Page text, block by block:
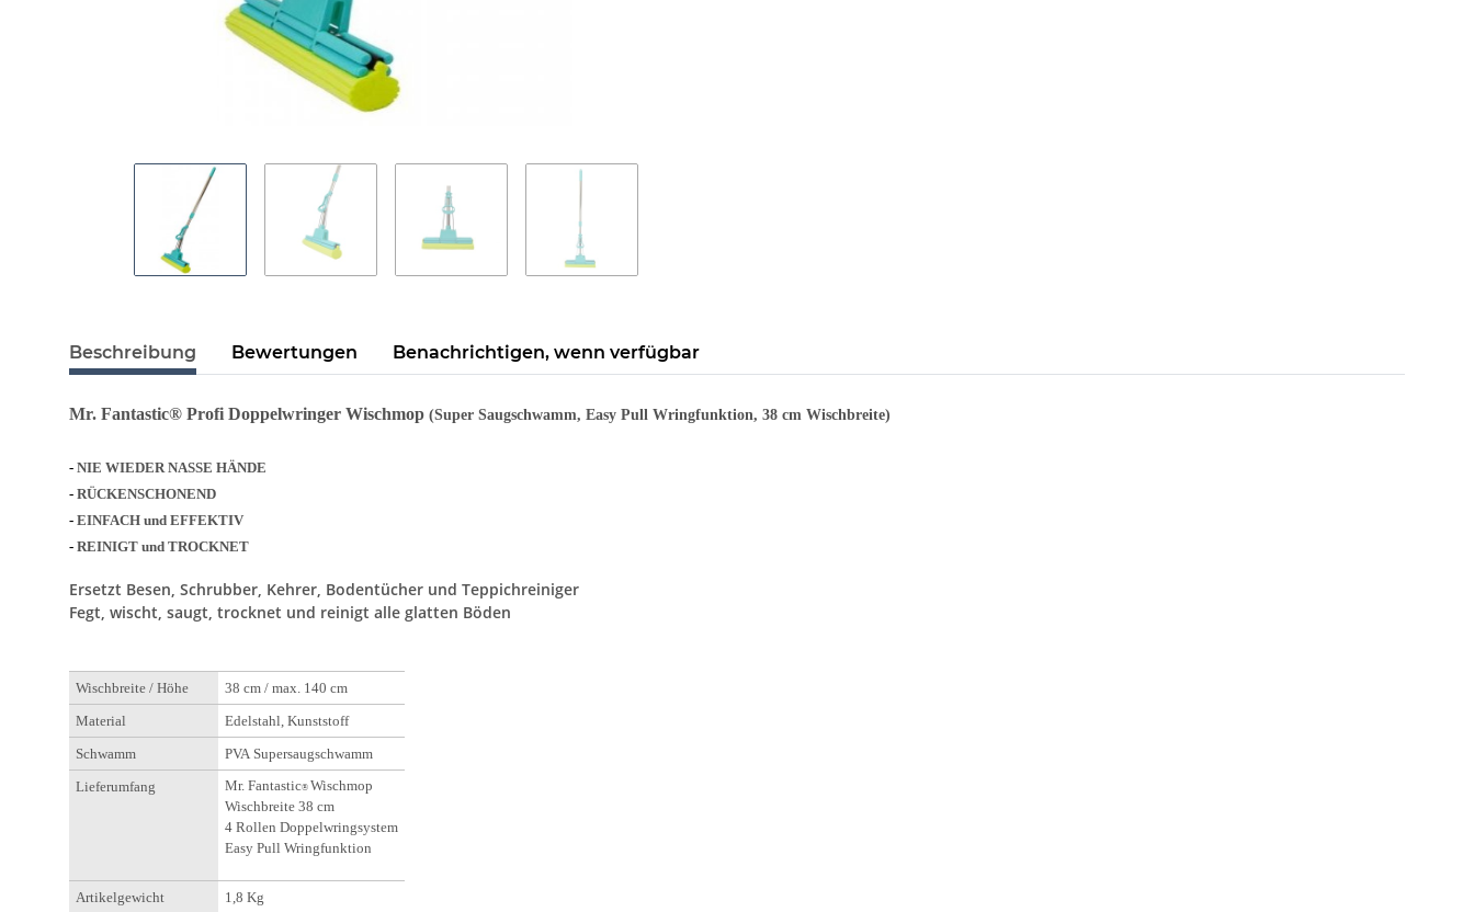
Beschreibung Bewertungen Benachrichtigen, wenn verfügbar
Mr. Fantastic® Profi Doppelwringer Wischmop (Super Saugschwamm, Easy Pull Wringfunktion, 38 cm Wischbreite)
- NIE WIEDER NASSE HÄNDE
- RÜCKENSCHONEND
- EINFACH und EFFEKTIV
- REINIGT und TROCKNET
Ersetzt Besen, Schrubber, Kehrer, Bodentücher und Teppichreiniger
Fegt, wischt, saugt, trocknet und reinigt alle glatten Böden
Wischbreite / Höhe
38 cm / max. 140 cm
Material
Edelstahl, Kunststoff
Schwamm
PVA Supersaugschwamm
Lieferumfang
Mr. Fantastic® Wischmop
Wischbreite 38 cm
4 Rollen Doppelwringsystem
Easy Pull Wringfunktion
Artikelgewicht
1,8 Kg